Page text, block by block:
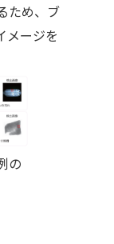
ため、ブ
メージを
の